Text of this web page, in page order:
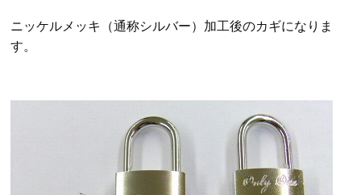
ニッケルメッキ（通称シルバー）加工後のカギになりま
す。